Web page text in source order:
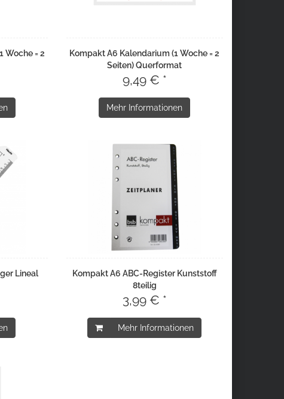
Woche = 2
Kompakt A6 Kalendarium (1 Woche = 2
Seiten) Querformat
9,49 € *
Mehr Informationen
Lineal
Kompakt A6 ABC-Register Kunststoff
8teilig
3,99 € *
Mehr Informationen